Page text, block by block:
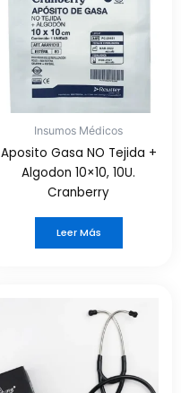
Insumos Médicos
Aposito Gasa NO Tejida +
Algodon 10×10, 10U.
Cranberry
Leer Más